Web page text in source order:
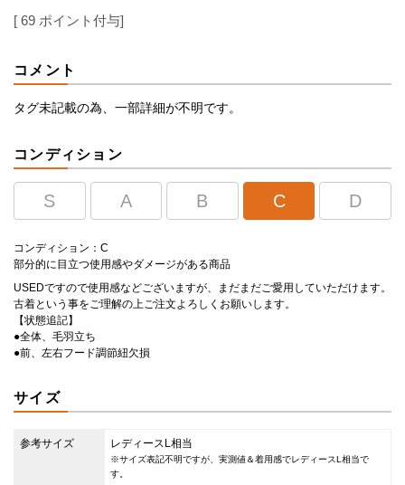
[ 69 ポイント付与]
コメント
タグ未記載の為、一部詳細が不明です。
コンディション
S A B C D
コンディション：C
部分的に目立つ使用感やダメージがある商品
USEDですので使用感などございますが、まだまだご愛用していただけます。
古着という事をご理解の上ご注文よろしくお願いします。
【状態追記】
●全体、毛羽立ち
●前、左右フード調節紐欠損
サイズ
参考サイズ レディースL相当
※サイズ表記不明ですが、実測値＆着用感でレディースL相当で
す。